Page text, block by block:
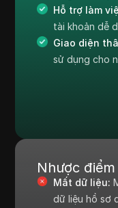
Hỗ trợ làm
tài khoản dễ
Giao diện
sử dụng cho
Nhược điểm
Mất dữ liệu:
dữ liệu hồ sơ